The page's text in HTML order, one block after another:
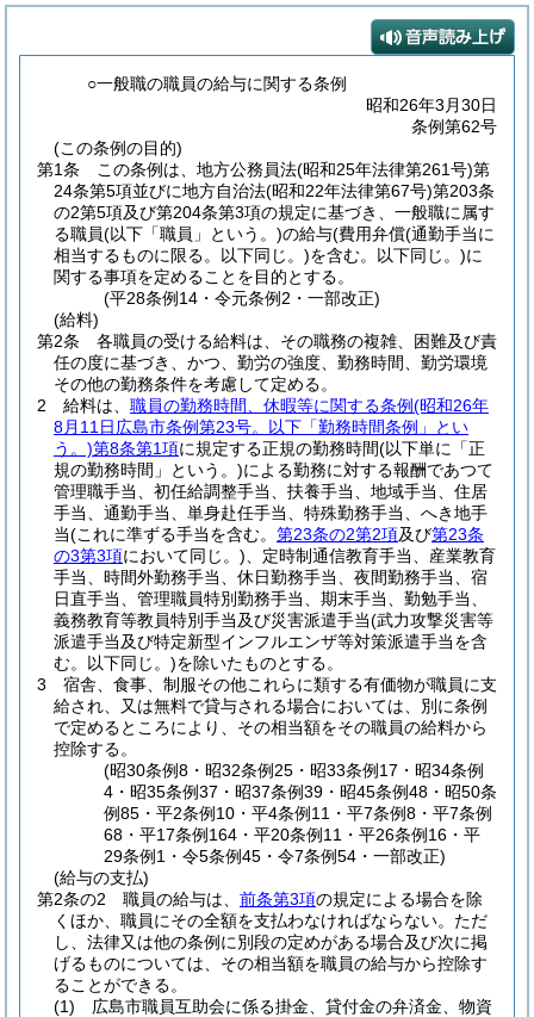
○一般職の職員の給与に関する条例
昭和26年3月30日
条例第62号
(この条例の目的)
第1条
この条例は、地方公務員法(昭和25年法律第261号)第
24条第5項並びに地方自治法(昭和22年法律第67号)第203条
の2第5項及び第204条第3項の規定に基づき、一般職に属す
る職員(以下「職員」という。)の給与(費用弁償(通勤手当に
相当するものに限る。以下同じ。)を含む。以下同じ。)に
関する事項を定めることを目的とする。
(平28条例14・令元条例2・一部改正)
(給料)
第2条
各職員の受ける給料は、その職務の複雑、困難及び責
任の度に基づき、かつ、勤労の強度、勤務時間、勤労環境
その他の勤務条件を考慮して定める。
2
給料は、 職員の勤務時間、休暇等に関する条例(昭和26年
8月11日広島市条例第23号。以下「勤務時間条例」とい
う。)第8条第1項に規定する正規の勤務時間(以下単に「正
規の勤務時間」という。)による勤務に対する報酬であつて
管理職手当、初任給調整手当、扶養手当、地域手当、住居
手当、通勤手当、単身赴任手当、特殊勤務手当、へき地手
当(これに準ずる手当を含む。 第23条の2第2項及び第23条
の3第3項において同じ。) 、定時制通信教育手当、産業教育
手当、時間外勤務手当、休日勤務手当、夜間勤務手当、宿
日直手当、管理職員特別勤務手当、期末手当、勤勉手当、
義務教育等教員特別手当及び災害派遣手当(武力攻撃災害等
派遣手当及び特定新型インフルエンザ等対策派遣手当を含
む。以下同じ。)を除いたものとする。
3
宿舎、食事、制服その他これらに類する有価物が職員に支
給され、又は無料で貸与される場合においては、別に条例
で定めるところにより、その相当額をその職員の給料から
控除する。
(昭30条例8・昭32条例25・昭33条例17・昭34条例
4・昭35条例37・昭37条例39・昭45条例48・昭50条
例85・平2条例10・平4条例11・平7条例8・平7条例
68・平17条例164・平20条例11・平26条例16・平
29条例1・令5条例45・令7条例54・一部改正)
(給与の支払)
第2条の2
職員の給与は、 前条第3項の規定による場合を除
くほか、職員にその全額を支払わなければならない。 ただ
し、法律又は他の条例に別段の定めがある場合及び次に掲
げるものについては、その相当額を職員の給与から控除す
ることができる。
(1)
広島市職員互助会に係る掛金、貸付金の弁済金、物資